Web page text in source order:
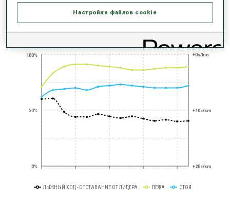
РЕЗУЛЬТАТЫ - ТЕНДЕНЦИЯ
0%
50%
100% +0s/km
+10s/km
+20s/km
ЛЫЖНЫЙ ХОД - ОТСТАВАНИЕ ОТ ЛИДЕРА ЛЕЖА СТОЯ
Настройки файлов cookie